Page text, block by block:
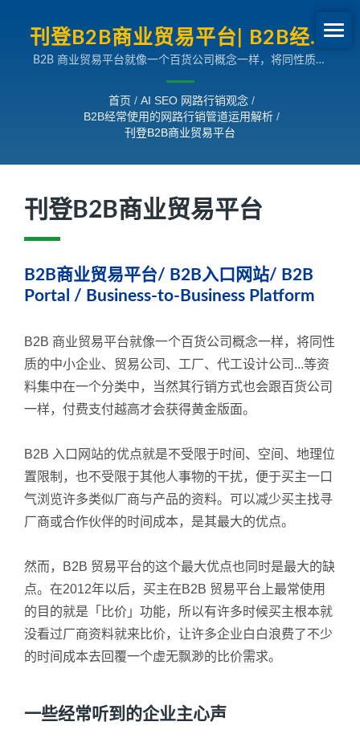
刊登B2B商业贸易平台| B2B经常
使用的网路行销管道运用解析
B2B 商业贸易平台就像一个百货公司概念一样，将同性质的
个分类中，当然其行销方式也会跟百货公司一样，付费支付越
高才会获得黄金版面。 B2B 入口网站的优点就是不受限于时
间、空间、地理位置限制，也不受限于其他人事物的干扰，便
于买主一口气浏览许多类似厂商与产品的资料。可以减少买主
价」功能，所以有许多时候买主根本就没看过厂商资料就来比
价，让许多企业白白浪费了不少的时间成本去回覆一个虚无飘
首页 / AI SEO 网路行销观念 /
B2B经常使用的网路行销管道运用解析 /
刊登B2B商业贸易平台
刊登B2B商业贸易平台
B2B商业贸易平台/ B2B入口网站/ B2B
Portal / Business-to-Business Platform
B2B 商业贸易平台就像一个百货公司概念一样，将同性
质的中小企业、贸易公司、工厂、代工设计公司...等资
料集中在一个分类中，当然其行销方式也会跟百货公司
一样，付费支付越高才会获得黄金版面。
B2B 入口网站的优点就是不受限于时间、空间、地理位
置限制，也不受限于其他人事物的干扰，便于买主一口
气浏览许多类似厂商与产品的资料。可以减少买主找寻
厂商或合作伙伴的时间成本，是其最大的优点。
然而，B2B 贸易平台的这个最大优点也同时是最大的缺
点。在2012年以后，买主在B2B 贸易平台上最常使用
的目的就是「比价」功能，所以有许多时候买主根本就
没看过厂商资料就来比价，让许多企业白白浪费了不少
的时间成本去回覆一个虚无飘渺的比价需求。
一些经常听到的企业主心声